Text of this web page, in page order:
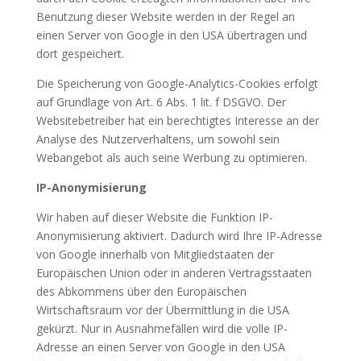
Benutzung dieser Website werden in der Regel an
einen Server von Google in den USA übertragen und
dort gespeichert.
Die Speicherung von Google-Analytics-Cookies erfolgt
auf Grundlage von Art. 6 Abs. 1 lit. f DSGVO. Der
Websitebetreiber hat ein berechtigtes Interesse an der
Analyse des Nutzerverhaltens, um sowohl sein
Webangebot als auch seine Werbung zu optimieren.
IP-Anonymisierung
Wir haben auf dieser Website die Funktion IP-
Anonymisierung aktiviert. Dadurch wird Ihre IP-Adresse
von Google innerhalb von Mitgliedstaaten der
Europäischen Union oder in anderen Vertragsstaaten
des Abkommens über den Europäischen
Wirtschaftsraum vor der Übermittlung in die USA
gekürzt. Nur in Ausnahmefällen wird die volle IP-
Adresse an einen Server von Google in den USA